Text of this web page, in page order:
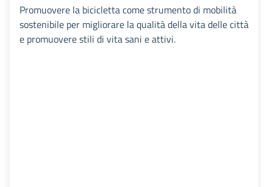
Promuovere la bicicletta come strumento di mobilità
sostenibile per migliorare la qualità della vita delle città
e promuovere stili di vita sani e attivi.